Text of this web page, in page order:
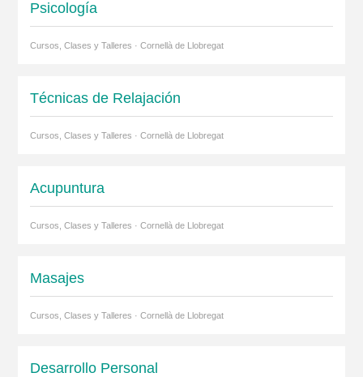
Psicología
Cursos, Clases y Talleres · Cornellà de Llobregat
Técnicas de Relajación
Cursos, Clases y Talleres · Cornellà de Llobregat
Acupuntura
Cursos, Clases y Talleres · Cornellà de Llobregat
Masajes
Cursos, Clases y Talleres · Cornellà de Llobregat
Desarrollo Personal